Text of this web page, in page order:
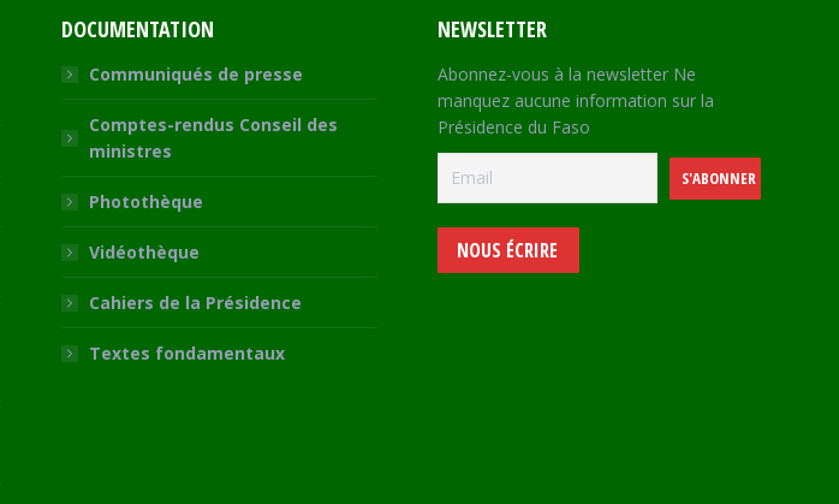
DOCUMENTATION
Communiqués de presse
Comptes-rendus Conseil des
ministres
Photothèque
Vidéothèque
Cahiers de la Présidence
Textes fondamentaux
NEWSLETTER
Abonnez-vous à la newsletter Ne
manquez aucune information sur la
Présidence du Faso
NOUS ÉCRIRE